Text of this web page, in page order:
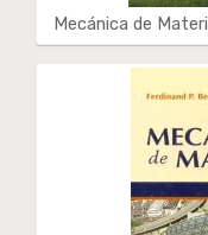
Mecánica de